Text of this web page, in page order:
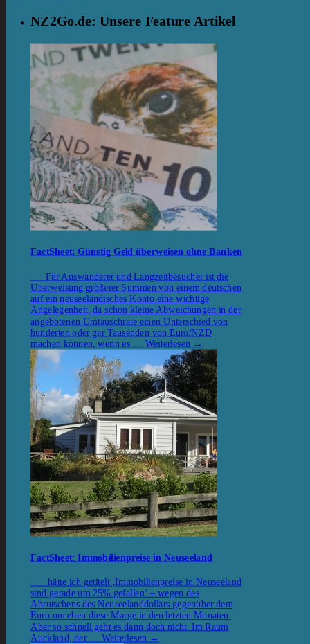
NZ2Go.de: Unsere Feature Artikel
FactSheet: Günstig Geld überweisen ohne Banken
Für Auswanderer und Langzeitbesucher ist die
Überweisung größerer Summen von einem deutschen
auf ein neuseeländisches Konto eine wichtige
Angelegenheit, da schon kleine Abweichungen in der
angebotenen Umtauschrate einen Unterschied von
hunderten oder gar Tausenden von Euro/NZD
machen können, wenn es … Weiterlesen →
FactSheet: Immobilienpreise in Neuseeland
hätte ich getitelt ‚Immobilienpreise in Neuseeland
sind gerade um 25% gefallen‘ – wegen des
Abrutschens des Neuseelanddollars gegenüber dem
Euro um eben diese Marge in den letzten Monaten.
Aber so schnell geht es dann doch nicht. Im Raum
Auckland, der … Weiterlesen →